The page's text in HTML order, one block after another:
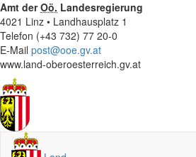
Amt derOö. Landesregierung
4021 Linz • Landhausplatz 1
Telefon (+43 732) 77 20-0
E-Mail post@ooe.gv.at
www.land-oberoesterreich.gv.at